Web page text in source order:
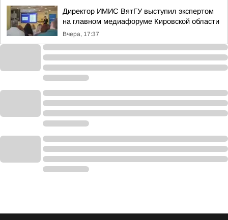
Директор ИМИС ВятГУ выступил экспертом
на главном медиафоруме Кировской области
Вчера, 17:37